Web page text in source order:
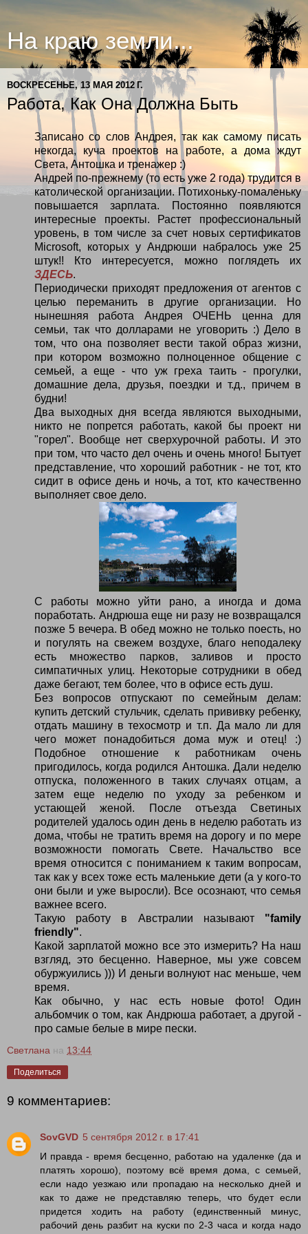
На краю земли...
ВОСКРЕСЕНЬЕ, 13 МАЯ 2012 Г.
Работа, Как Она Должна Быть
Записано со слов Андрея, так как самому писать
некогда, куча проектов на работе, а дома ждут
Света, Антошка и тренажер :)
Андрей по-прежнему (то есть уже 2 года) трудится в
католической организации. Потихоньку-помаленьку
повышается зарплата. Постоянно появляются
интересные проекты. Растет профессиональный
уровень, в том числе за счет новых сертификатов
Microsoft, которых у Андрюши набралось уже 25
штук!! Кто интересуется, можно поглядеть их
ЗДЕСЬ.
Периодически приходят предложения от агентов с
целью переманить в другие организации. Но
нынешняя работа Андрея ОЧЕНЬ ценна для
семьи, так что долларами не уговорить :) Дело в
том, что она позволяет вести такой образ жизни,
при котором возможно полноценное общение с
семьей, а еще - что уж греха таить - прогулки,
домашние дела, друзья, поездки и т.д., причем в
будни!
Два выходных дня всегда являются выходными,
никто не попрется работать, какой бы проект ни
"горел". Вообще нет сверхурочной работы. И это
при том, что часто дел очень и очень много! Бытует
представление, что хороший работник - не тот, кто
сидит в офисе день и ночь, а тот, кто качественно
выполняет свое дело.
С работы можно уйти рано, а иногда и дома
поработать. Андрюша еще ни разу не возвращался
позже 5 вечера. В обед можно не только поесть, но
и погулять на свежем воздухе, благо неподалеку
есть множество парков, заливов и просто
симпатичных улиц. Некоторые сотрудники в обед
даже бегают, тем более, что в офисе есть душ.
Без вопросов отпускают по семейным делам:
купить детский стульчик, сделать прививку ребенку,
отдать машину в техосмотр и т.п. Да мало ли для
чего может понадобиться дома муж и отец! :)
Подобное отношение к работникам очень
пригодилось, когда родился Антошка. Дали неделю
отпуска, положенного в таких случаях отцам, а
затем еще неделю по уходу за ребенком и
устающей женой. После отъезда Светиных
родителей удалось один день в неделю работать из
дома, чтобы не тратить время на дорогу и по мере
возможности помогать Свете. Начальство все
время относится с пониманием к таким вопросам,
так как у всех тоже есть маленькие дети (а у кого-то
они были и уже выросли). Все осознают, что семья
важнее всего.
Такую работу в Австралии называют "family
friendly".
Какой зарплатой можно все это измерить? На наш
взгляд, это бесценно. Наверное, мы уже совсем
обуржуились ))) И деньги волнуют нас меньше, чем
время.
Как обычно, у нас есть новые фото! Один
альбомчик о том, как Андрюша работает, а другой -
про самые белые в мире пески.
Светлана на 13:44
Поделиться
9 комментариев:
SovGVD 5 сентября 2012 г. в 17:41
И правда - время бесценно, работаю на удаленке (да и
платять хорошо), поэтому всё время дома, с семьей,
если надо уезжаю или пропадаю на несколько дней и
как то даже не представляю теперь, что будет если
придется ходить на работу (единственный минус,
рабочий день разбит на куски по 2-3 часа и когда надо